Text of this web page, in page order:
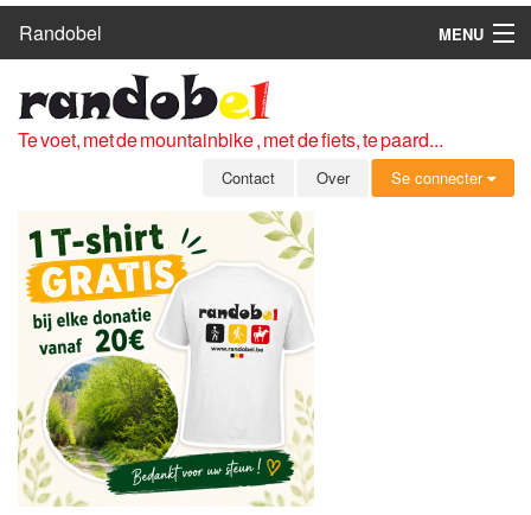
Randobel
MENU
ROUTES
CLUBS
OVER
LEDEN
ZICH AANMELDEN
GRATIS REGISTRATIE
WACHTWOORD VERGETEN
Te voet, met de mountainbike , met de fiets, te paard...
Contact Over Se connecter